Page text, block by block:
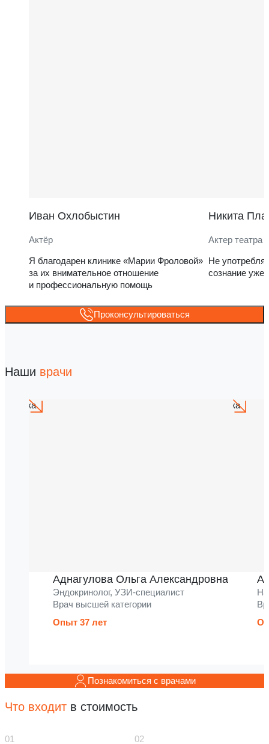
Иван Охлобыстин
Актёр
Я благодарен клинике «Марии Фроловой»
за их внимательное отношение
и профессиональную помощь
Никита
Актер театра
Не
сознание уже
Проконсультироваться
Наши врачи
Аднагулова Ольга Александровна
Эндокринолог, УЗИ-специалист
Врач высшей категории
Опыт 37 лет
Познакомиться с врачами
Что входит в стоимость